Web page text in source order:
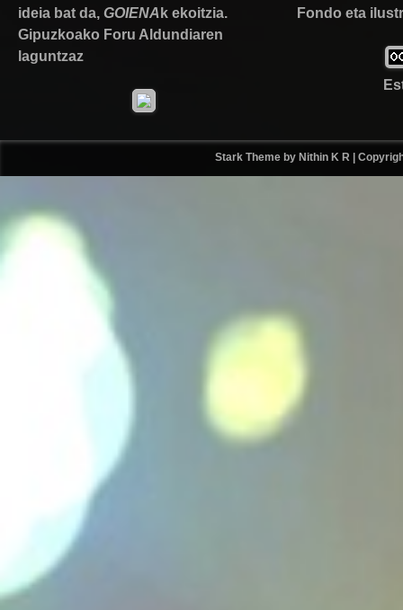
ideia bat da, GOIENA k ekoitzia.
Gipuzkoako Foru Aldundiaren
laguntzaz
Fondo eta
Stark Theme by Nithin K R |